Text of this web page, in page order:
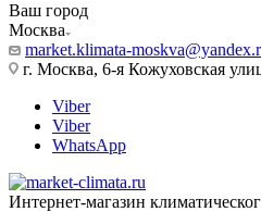
Ваш город
Москва
market.klimata-
г. Москва, 6-я Кожуховская
Viber
Viber
WhatsApp
Интернет-магазин